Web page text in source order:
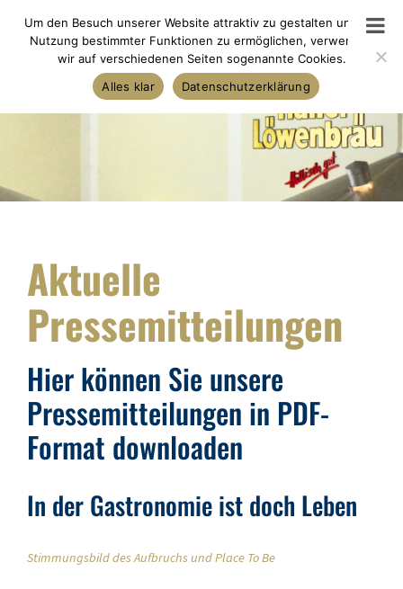
Skip
Aktuelle
Pressemitteilungen
Hier können Sie unsere
Pressemitteilungen in PDF-
Format downloaden
In der Gastronomie ist doch Leben
Stimmungsbild des Aufbruchs und Place To Be
Um den Besuch unserer Website attraktiv zu gestalten und die
Nutzung bestimmter Funktionen zu ermöglichen, verwenden
wir auf verschiedenen Seiten sogenannte Cookies.
Alles klar
Datenschutzerklärung